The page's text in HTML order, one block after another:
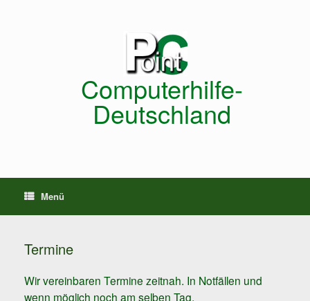
Computerhilfe-
Deutschland
Menü
Termine
​Wir vereinbaren Termine zeitnah. In Notfällen und
wenn möglich noch am selben Tag.